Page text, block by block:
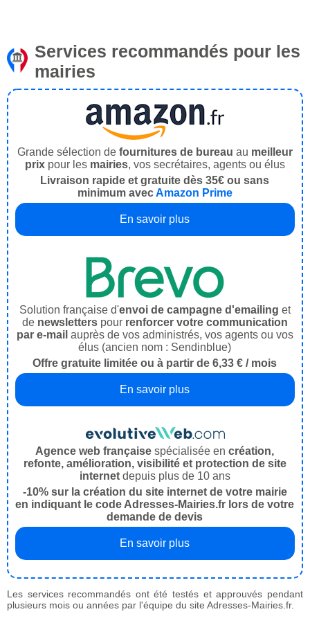
Services recommandés pour les
mairies
Grande sélection de fournitures de bureau au meilleur
prix pour les mairies, vos secrétaires, agents ou élus
Livraison rapide et gratuite dès 35€ ou sans
minimum avecAmazon Prime
En savoir plus
Solution française d'envoi de campagne d'emailing et
de newsletters pour renforcer votre communication
par e-mail auprès de vos administrés, vos agents ou vos
élus (ancien nom : Sendinblue)
Offre gratuite limitée ou à partir de 6,33 € / mois
En savoir plus
Agence web française spécialisée encréation,
refonte, amélioration, visibilité et protection de site
internet depuis plus de 10 ans
-10% sur la création du site internet de votre mairie
en indiquant le code Adresses-Mairies.fr lors de votre
demande de devis
En savoir plus
Les services recommandés ont été testés et approuvés pendant
plusieurs mois ou années par l'équipe du site Adresses-Mairies.fr.